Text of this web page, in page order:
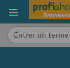
content